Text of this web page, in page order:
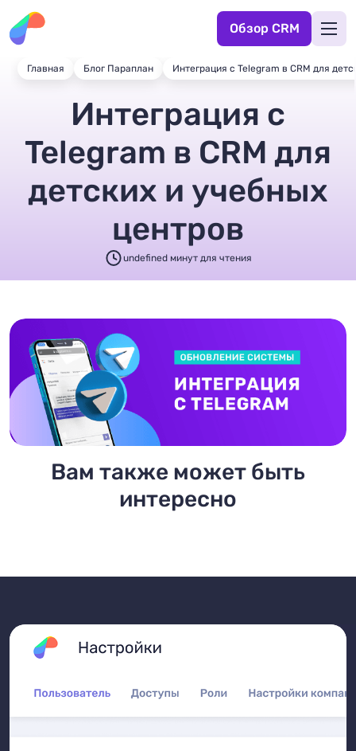
Обзор CRM
Главная Блог Параплан Интеграция с Telegram в CRM для
Интеграция с
Telegram в CRM для
детских и учебных
центров
undefined минут для чтения
Вам также может быть
интересно